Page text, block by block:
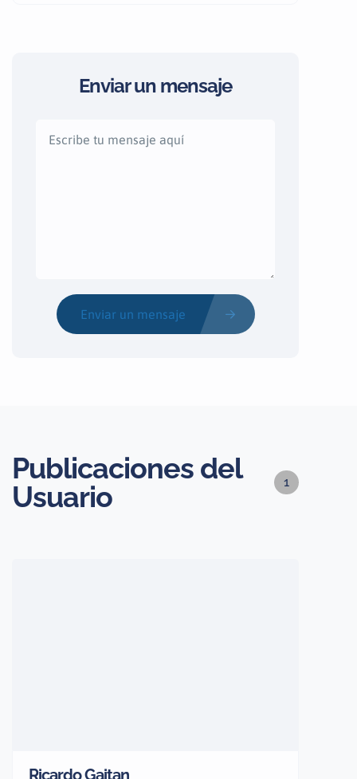
Enviar un mensaje
Enviar un mensaje
Publicaciones del
Usuario
1
Ricardo Gaitan